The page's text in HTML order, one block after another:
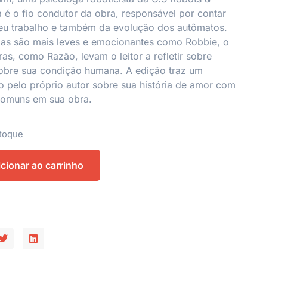
é o fio condutor da obra, responsável por contar
trabalho e também da evolução dos autômatos.
são mais leves e emocionantes como Robbie, o
como Razão, levam o leitor a refletir sobre
sua condição humana. A edição traz um
pelo próprio autor sobre sua história de amor com
em sua obra.
ao carrinho